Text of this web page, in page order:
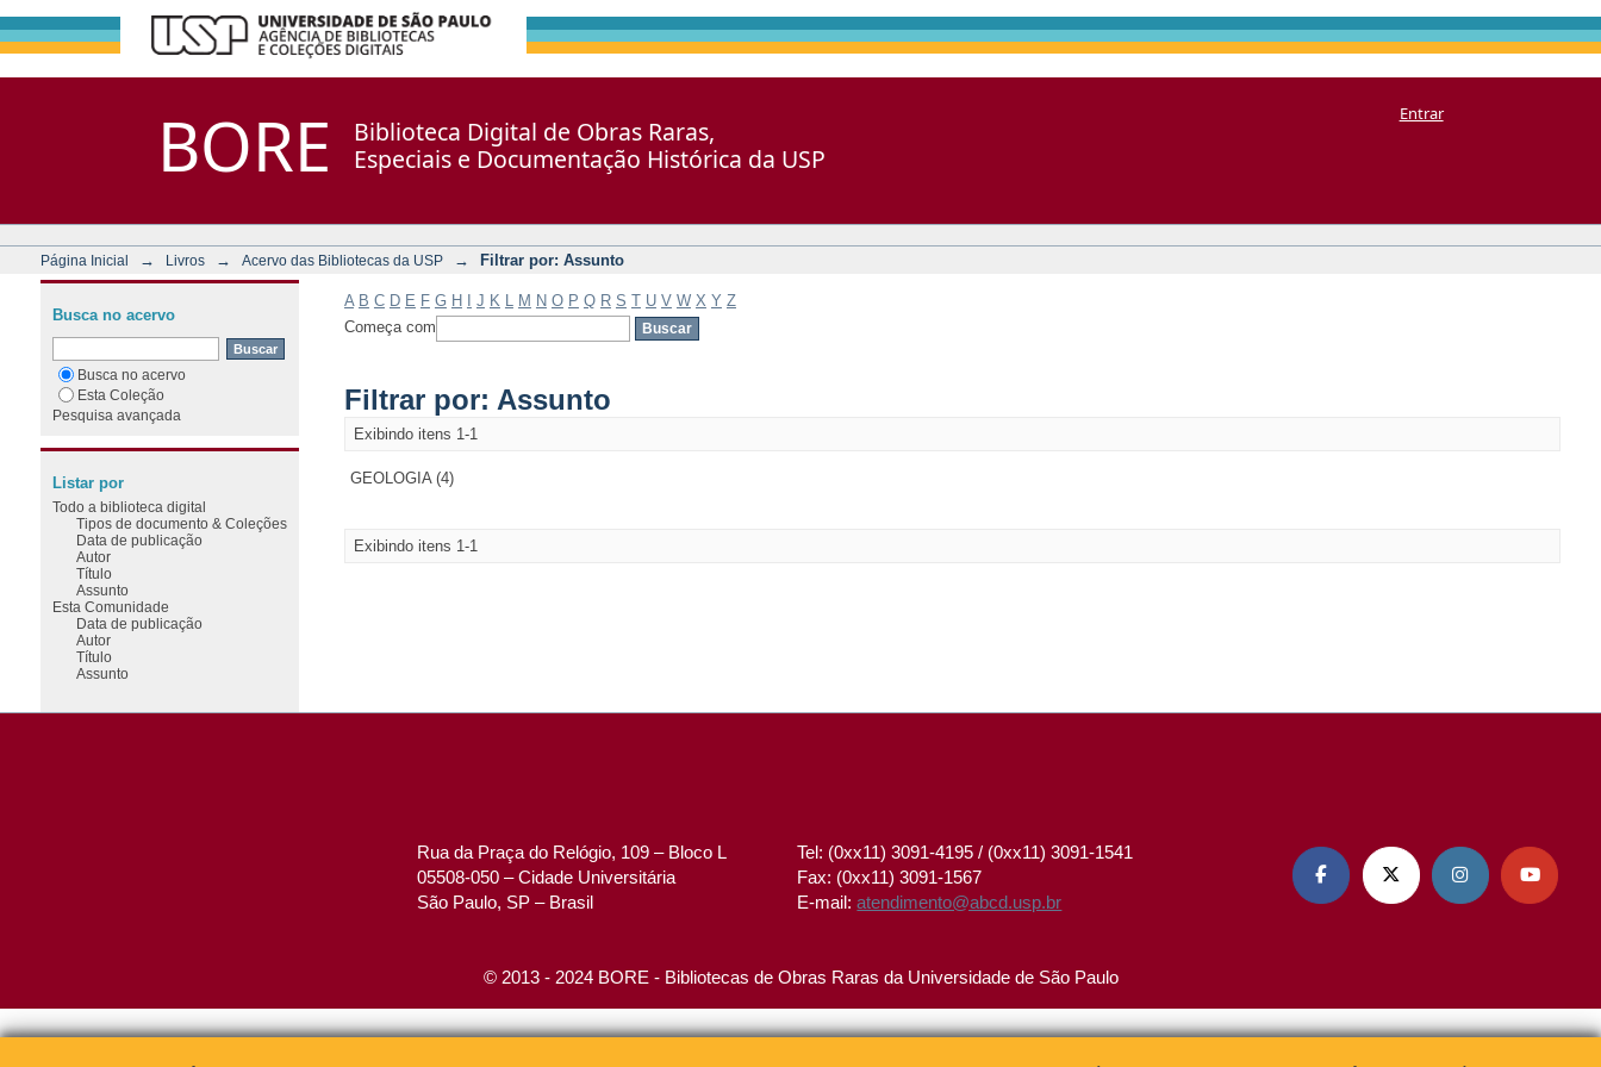
BORE
Biblioteca Digital de Obras Raras,
Especiais e Documentação Histórica da USP
Entrar
Página Inicial → Livros → Acervo das Bibliotecas da USP → Filtrar por: Assunto
A B C D E F G H J K M N O P Q R S T U V W X Y Z
Começa com
Filtrar por: Assunto
Exibindo itens 1-1
GEOLOGIA (4)
Exibindo itens 1-1
Busca no acervo
Busca no acervo
Esta Coleção
Pesquisa avançada
Listar por
Todo a biblioteca digital
Tipos de documento & Coleções
Data de publicação
Autor
Título
Assunto
Esta Comunidade
Data de publicação
Autor
Título
Assunto
Rua da Praça do Relógio, 109 – Bloco L
05508-050 – Cidade Universitária
São Paulo, SP – Brasil
Tel: (0xx11) 3091-4195 / (0xx11) 3091-1541
Fax: (0xx11) 3091-1567
E-mail:atendimento@abcd.usp.br
   
© 2013 - 2024 BORE - Bibliotecas de Obras Raras da Universidade de São Paulo